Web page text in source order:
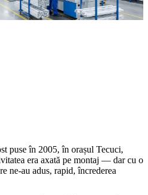
puse în 2005, în orașul Tecuci,
era axată pe montaj — dar cu o
ne-au adus, rapid, încrederea